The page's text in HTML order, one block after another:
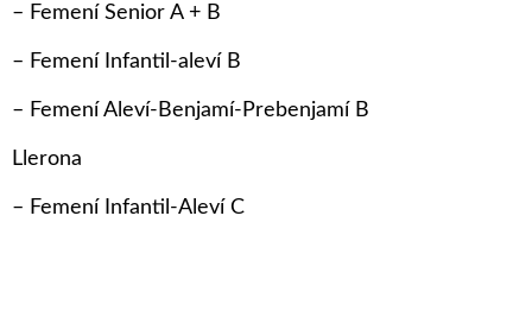
– Femení Senior A + B
– Femení Infantil-aleví B
– Femení Aleví-Benjamí-Prebenjamí B
Llerona
– Femení Infantil-Aleví C